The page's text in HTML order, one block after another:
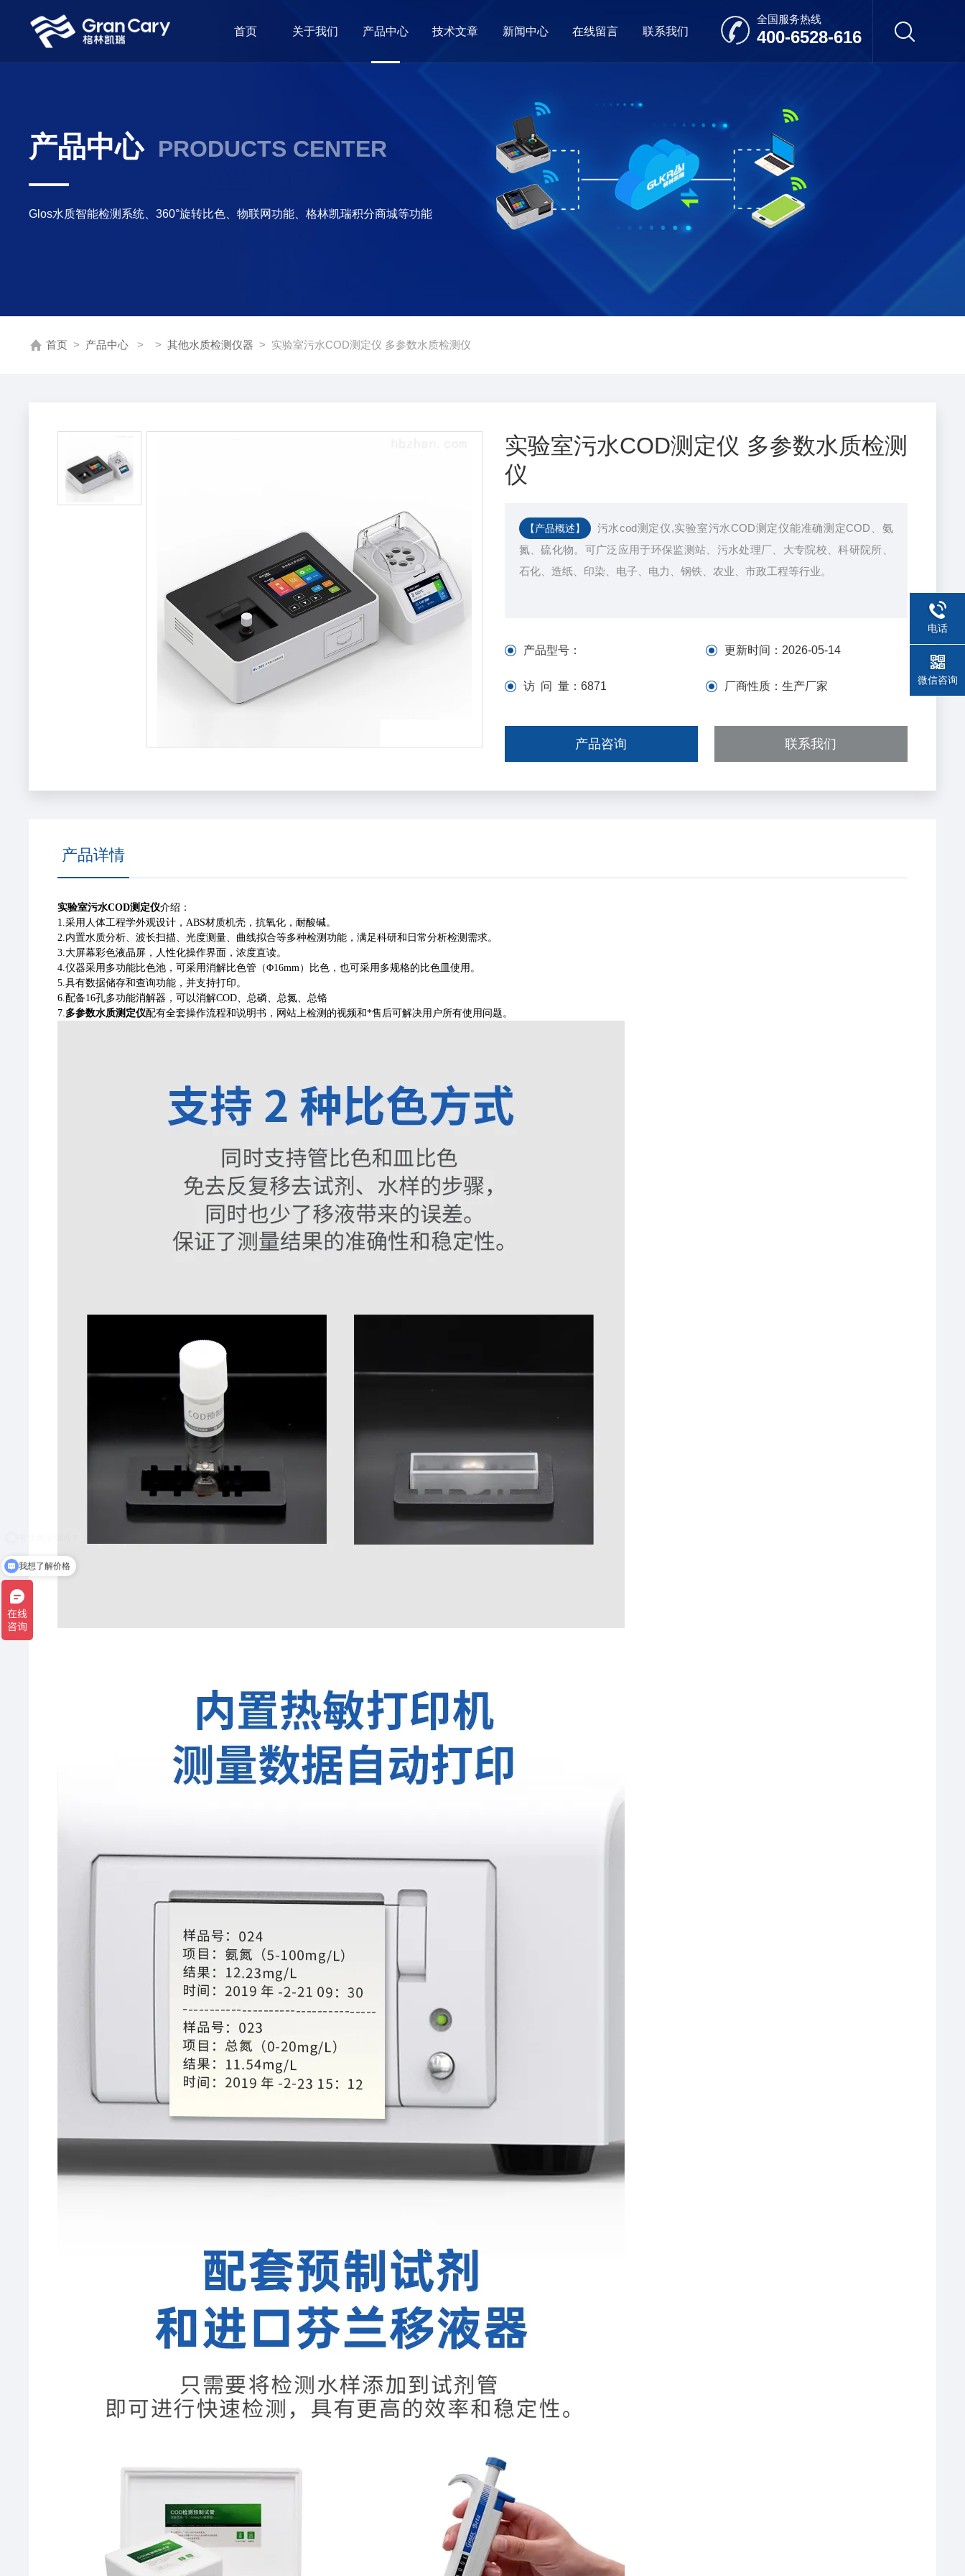
首页 关于我们 产品中心 技术文章 新闻中心 在线留言 联系我们
全国服务热线
400-6528-616
产品中心 PRODUCTS CENTER
Glos水质智能检测系统、360°旋转比色、物联网功能、格林凯瑞积分商城等功能
首页 > 产品中心 > > 其他水质检测仪器 > 实验室污水COD测定仪 多参数水质检测仪
实验室污水COD测定仪 多参数水质检测
仪
【产品概述】
污水cod测定仪,实验室污水COD测定仪能准确测定COD、氨
氮、硫化物。可广泛应用于环保监测站、污水处理厂、大专院校、科研院所、
石化、造纸、印染、电子、电力、钢铁、农业、市政工程等行业。
产品型号： 更新时间： 2026-05-14
访 问 量： 6871 厂商性质：生产厂家
产品咨询 联系我们
产品详情
实验室污水COD测定仪介绍：
1.采用人体工程学外观设计，ABS材质机壳，抗氧化，耐酸碱。
2.内置水质分析、波长扫描、光度测量、曲线拟合等多种检测功能，满足科研和日常分析检测需求。
3.大屏幕彩色液晶屏，人性化操作界面，浓度直读。
4.仪器采用多功能比色池，可采用消解比色管（Φ16mm）比色，也可采用多规格的比色皿使用。
5.具有数据储存和查询功能，并支持打印。
6.配备16孔多功能消解器，可以消解COD、总磷、总氮、总铬
7.多参数水质测定仪配有全套操作流程和说明书，网站上检测的视频和*售后可解决用户所有使用问题。
电话
微信咨询
我想了解价格